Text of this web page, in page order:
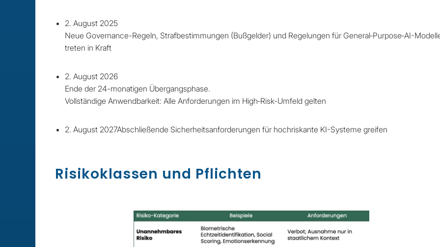
2. August 2025
Neue Governance-Regeln, Strafbestimmungen (Bußgelder) und Regelungen für General‑Purpose‑AI-
treten in Kraft
2. August 2026
Ende der 24-monatigen Übergangsphase.
Vollständige Anwendbarkeit: Alle Anforderungen im High‑Risk-Umfeld gelten
2. August 2027Abschließende Sicherheitsanforderungen für hochriskante KI-Systeme greifen
Risikoklassen und Pflichten